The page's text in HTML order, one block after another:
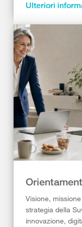
Ulteriori
Visione,
strategia della
innovazione,